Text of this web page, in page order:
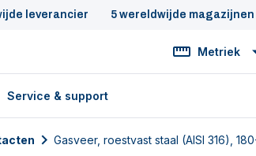
leverancier 5 wereldwijde magazijnen
Metriek
Service & support
Gasveer, roestvast staal (AISI 316),